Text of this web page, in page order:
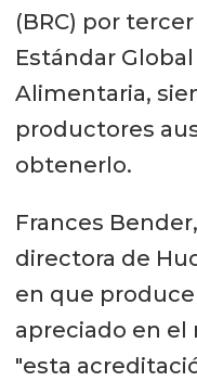
(BRC) por
Estándar
Alimentaria,
productores
obtenerlo.
Frances
directora de
en que
apreciado en el
"esta